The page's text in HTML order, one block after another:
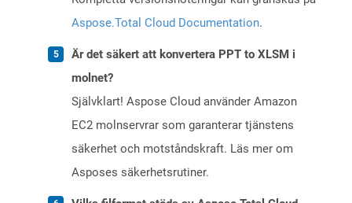
Aspose.Total Cloud Documentation.
Är det säkert att konvertera PPT to XLSM i
molnet?
Självklart! Aspose Cloud använder Amazon
EC2 molnservrar som garanterar tjänstens
säkerhet och motståndskraft. Läs mer om
Asposes säkerhetsrutiner.